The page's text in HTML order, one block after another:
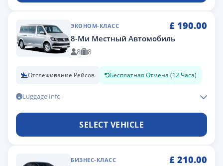
ЭКОНОМ-КЛАСС £ 190.00
8-Ми Местный Автомобиль
8 8
Отслеживание Рейсов Бесплатная Отмена (12 Часа)
Luggage Info
SELECT VEHICLE
БИЗНЕС-КЛАСС £ 210.00